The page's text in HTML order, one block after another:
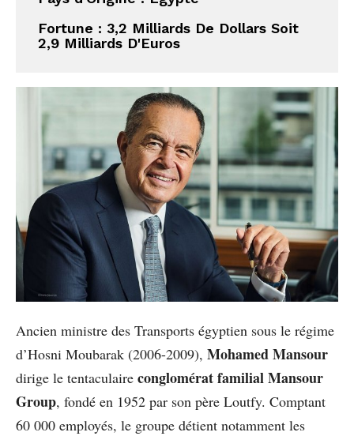
Fortune : 3,2 Milliards De Dollars Soit
2,9 Milliards D'Euros
Ancien ministre des Transports égyptien sous le régime
d’Hosni Moubarak (2006-2009), Mohamed Mansour
dirige le tentaculaire conglomérat familial Mansour
Group, fondé en 1952 par son père Loutfy. Comptant
60 000 employés, le groupe détient notamment les